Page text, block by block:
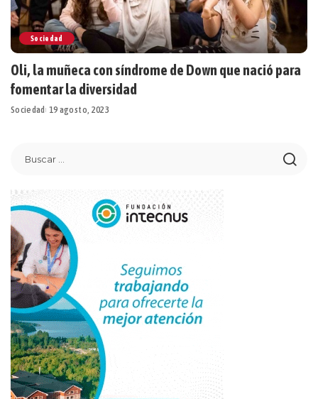
Sociedad
Oli, la muñeca con síndrome de Down que nació para
fomentar la diversidad
Sociedad 19 agosto, 2023